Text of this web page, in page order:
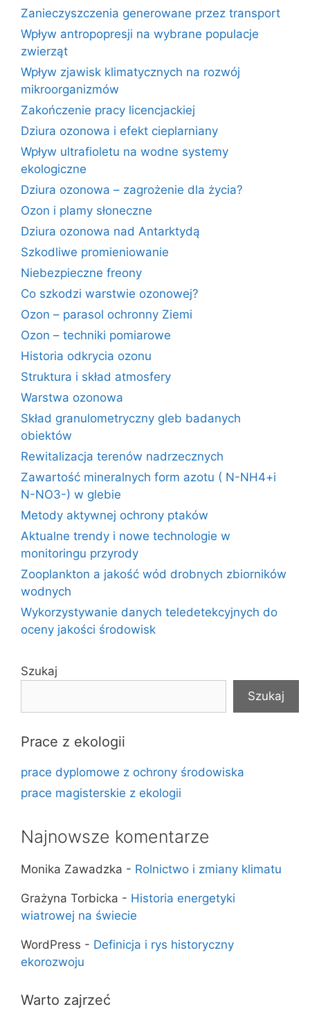
Zanieczyszczenia generowane przez transport
Wpływ antropopresji na wybrane populacje
zwierząt
Wpływ zjawisk klimatycznych na rozwój
mikroorganizmów
Zakończenie pracy licencjackiej
Dziura ozonowa i efekt cieplarniany
Wpływ ultrafioletu na wodne systemy
ekologiczne
Dziura ozonowa – zagrożenie dla życia?
Ozon i plamy słoneczne
Dziura ozonowa nad Antarktydą
Szkodliwe promieniowanie
Niebezpieczne freony
Co szkodzi warstwie ozonowej?
Ozon – parasol ochronny Ziemi
Ozon – techniki pomiarowe
Historia odkrycia ozonu
Struktura i skład atmosfery
Warstwa ozonowa
Skład granulometryczny gleb badanych
obiektów
Rewitalizacja terenów nadrzecznych
Zawartość mineralnych form azotu ( N-NH4+i
N-NO3-) w glebie
Metody aktywnej ochrony ptaków
Aktualne trendy i nowe technologie w
monitoringu przyrody
Zooplankton a jakość wód drobnych zbiorników
wodnych
Wykorzystywanie danych teledetekcyjnych do
oceny jakości środowisk
Szukaj
Szukaj
Prace z ekologii
prace dyplomowe z ochrony środowiska
prace magisterskie z ekologii
Najnowsze komentarze
Monika Zawadzka - Rolnictwo i zmiany klimatu
Grażyna Torbicka - Historia energetyki
wiatrowej na świecie
WordPress - Definicja i rys historyczny
ekorozwoju
Warto zajrzeć